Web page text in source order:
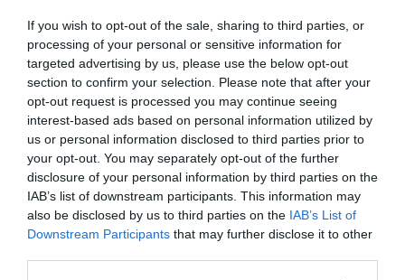
If you wish to opt-out of the sale, sharing to third parties, or
processing of your personal or sensitive information for
targeted advertising by us, please use the below opt-out
section to confirm your selection. Please note that after your
opt-out request is processed you may continue seeing
interest-based ads based on personal information utilized by
us or personal information disclosed to third parties prior to
your opt-out. You may separately opt-out of the further
disclosure of your personal information by third parties on the
IAB’s list of downstream participants. This information may
also be disclosed by us to third parties on the IAB’s List of
Downstream Participants that may further disclose it to other
ahol számtalan érdekes és új feladvány vár
rád. Amennyiben szívesen megmutatnád a
többieknek, hogyan sikerült a mai filmes
kvíz, vagy megnéznéd a többiek eredményét,
csatlakozz hozzánk aKvízkuckó Facebook
csoportfelületén. Ha pedig a játék után csak
lazítanál egy picit, aKeresztlabda YouTube
csatornaszórakoztató videói garantáltan